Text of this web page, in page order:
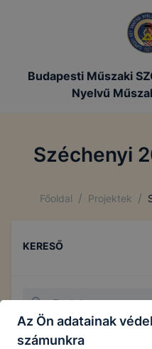
Budapesti Műszaki
Nyelvű
Széchenyi
Főoldal / Projektek /
KERESŐ
Az Ön adatainak
számunkra